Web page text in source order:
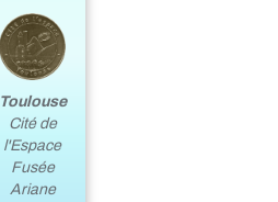
Toulouse
Cité de
l'Espace
Fusée
Ariane